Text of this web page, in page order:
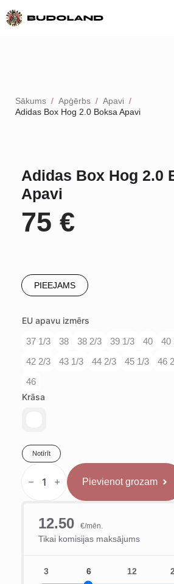
Sākums Apģērbs
Apavi
Adidas Box Hog 2.0 Boksa Apavi
Adidas Box Hog 2.0
Apavi
75 €
PIEEJAMS
EU apavu izmērs
37 1/3
38 38 2/3 39 1/3 40 40
42 2/3
43 1/3 44 2/3 45 1/3 46
46
Krāsa
Notīrīt
Hog
daudzums
Pievienot grozam